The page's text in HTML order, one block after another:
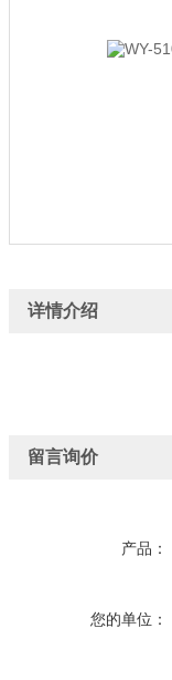
详情介绍
留言询价
产品：
您的单位：